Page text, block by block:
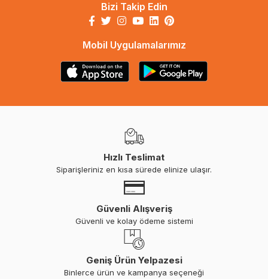
Bizi Takip Edin
Mobil Uygulamalarımız
Hızlı Teslimat
Siparişleriniz en kısa sürede elinize ulaşır.
Güvenli Alışveriş
Güvenli ve kolay ödeme sistemi
Geniş Ürün Yelpazesi
Binlerce ürün ve kampanya seçeneği